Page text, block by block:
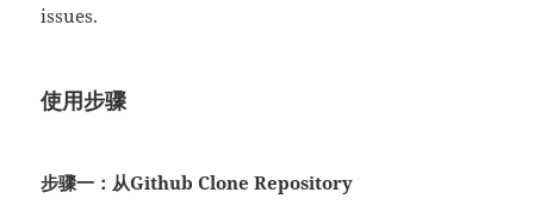
issues.
使用步骤
步骤一：从Github Clone Repository